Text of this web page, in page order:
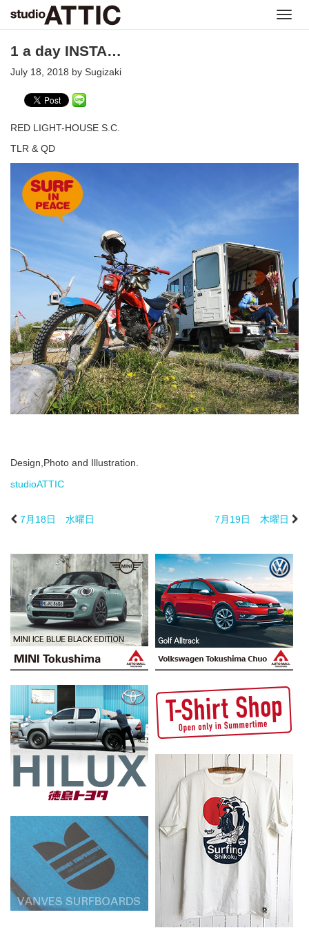
1 a day INSTA…
July 18, 2018 by Sugizaki
RED LIGHT-HOUSE S.C.
TLR & QD
Design,Photo and Illustration.
studioATTIC
7月18日 水曜日 7月19日 木曜日